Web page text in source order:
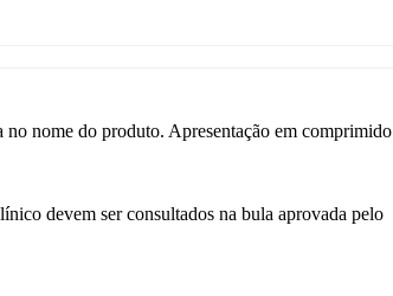
nome do produto. Apresentação em comprimido
devem ser consultados na bula aprovada pelo